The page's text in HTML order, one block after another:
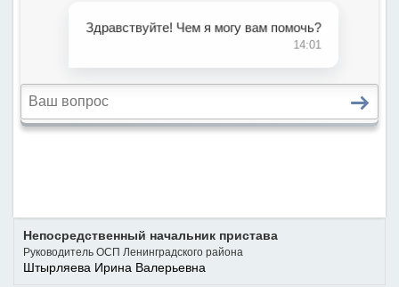
Непосредственный начальник пристава
Руководитель ОСП Ленинградского района
Штырляева Ирина Валерьевна